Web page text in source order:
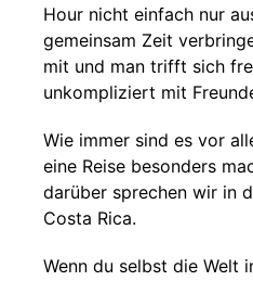
Hour nicht einfach nur
gemeinsam Zeit
mit und man trifft sich
unkompliziert mit
Wie immer sind es vor
eine Reise besonders
darüber sprechen wir in
Costa Rica.
Wenn du selbst die Welt